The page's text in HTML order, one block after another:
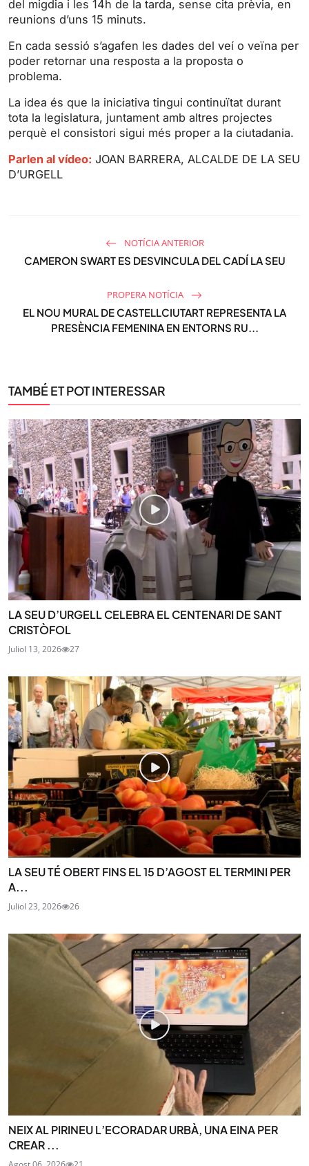
e
del migdia i les 14h de la tarda, sense cita prèvia, en
reunions d’uns 15 minuts.
En cada sessió s’agafen les dades del veí o veïna per
poder retornar una resposta a la proposta o
problema.
La idea és que la iniciativa tingui continuïtat durant
tota la legislatura, juntament amb altres projectes
perquè el consistori sigui més proper a la ciutadania.
Parlen al vídeo: JOAN BARRERA, ALCALDE DE LA SEU
D’URGELL
NOTÍCIA ANTERIOR
CAMERON SWART ES DESVINCULA DEL CADÍ LA SEU
PROPERA NOTÍCIA
EL NOU MURAL DE CASTELLCIUTART REPRESENTA LA
PRESÈNCIA FEMENINA EN ENTORNS RU...
TAMBÉ ET POT INTERESSAR
LA SEU D’URGELL CELEBRA EL CENTENARI DE SANT
CRISTÒFOL
Juliol 13, 2026 27
LA SEU TÉ OBERT FINS EL 15 D’AGOST EL TERMINI PER
A...
Juliol 23, 2026 26
NEIX AL PIRINEU L’ECORADAR URBÀ, UNA EINA PER
CREAR ...